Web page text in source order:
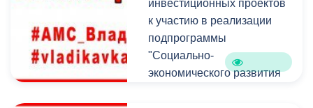
инвестиционных проектов
к участию в реализации
подпрограммы
"Социально-
экономического развития